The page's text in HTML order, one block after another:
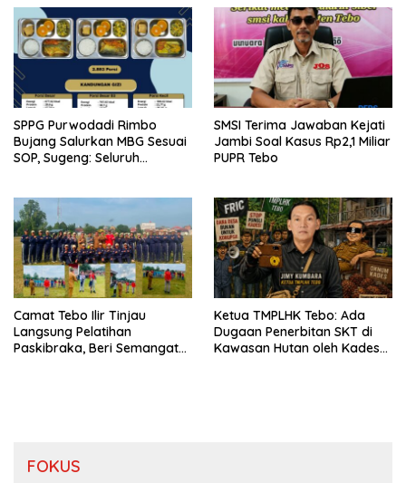
SPPG Purwodadi Rimbo
Bujang Salurkan MBG Sesuai
SOP, Sugeng: Seluruh
SMSI Terima Jawaban Kejati
Jambi Soal Kasus Rp2,1 Miliar
PUPR Tebo
Camat Tebo Ilir Tinjau
Langsung Pelatihan
Paskibraka, Beri Semangat
Ketua TMPLHK Tebo: Ada
Dugaan Penerbitan SKT di
Kawasan Hutan oleh Kades
FOKUS